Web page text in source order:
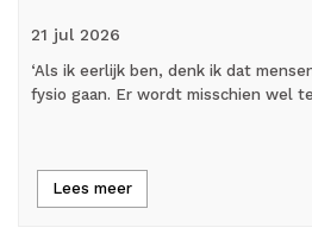
21 jul 2026
‘Als ik eerlijk ben, denk ik dat
fysio gaan. Er wordt misschien wel
Lees meer